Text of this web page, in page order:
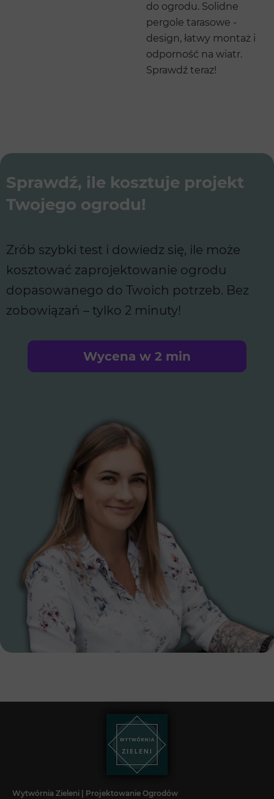
do ogrodu. Solidne
pergole tarasowe -
design, łatwy montaż i
odporność na wiatr.
Sprawdź teraz!
Sprawdź, ile kosztuje projekt
Twojego ogrodu!
Zrób szybki test i dowiedz się, ile może
kosztować zaprojektowanie ogrodu
dopasowanego do Twoich potrzeb. Bez
zobowiązań – tylko 2 minuty!
Wycena w 2 min
Wytwórnia Zieleni | Projektowanie Ogrodów